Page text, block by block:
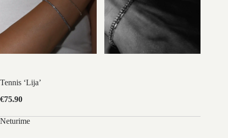
Tennis ‘Lija’
€75.90
Neturime